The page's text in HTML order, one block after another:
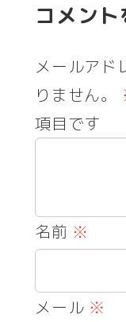
コメン
メールアド
りません。
項目です
名前 ※
メール ※